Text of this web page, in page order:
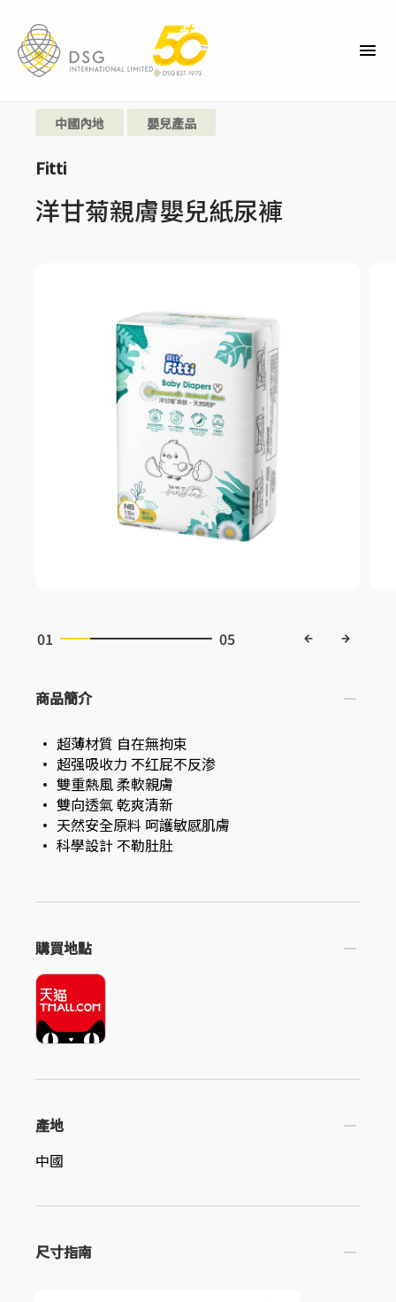
中國內地 嬰兒產品
Fitti
洋甘菊親膚嬰兒紙尿褲
01 05
商品簡介
超薄材質 自在無拘束
超强吸收力 不红屁不反渗
雙重熱風 柔軟親膚
雙向透氣 乾爽清新
天然安全原料 呵護敏感肌膚
科學設計 不勒肚肚
購買地點
產地
中國
尺寸指南